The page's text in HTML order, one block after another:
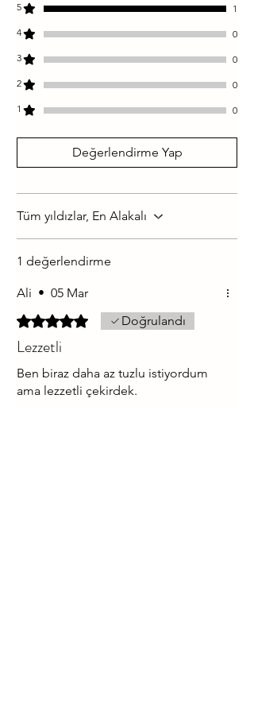
5
1
4
0
3
0
2
0
1
0
Değerlendirme Yap
Tüm yıldızlar, En Alakalı
1 değerlendirme
Ali • 05 Mar
5 üzerinden 5 yıldızDoğrulandı
Lezzetli
Ben biraz daha az tuzlu istiyordum
ama lezzetli çekirdek.